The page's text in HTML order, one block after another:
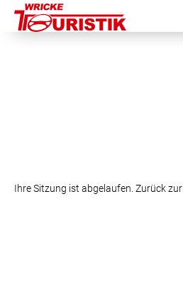
Ihre Sitzung ist abgelaufen. Zurück zur